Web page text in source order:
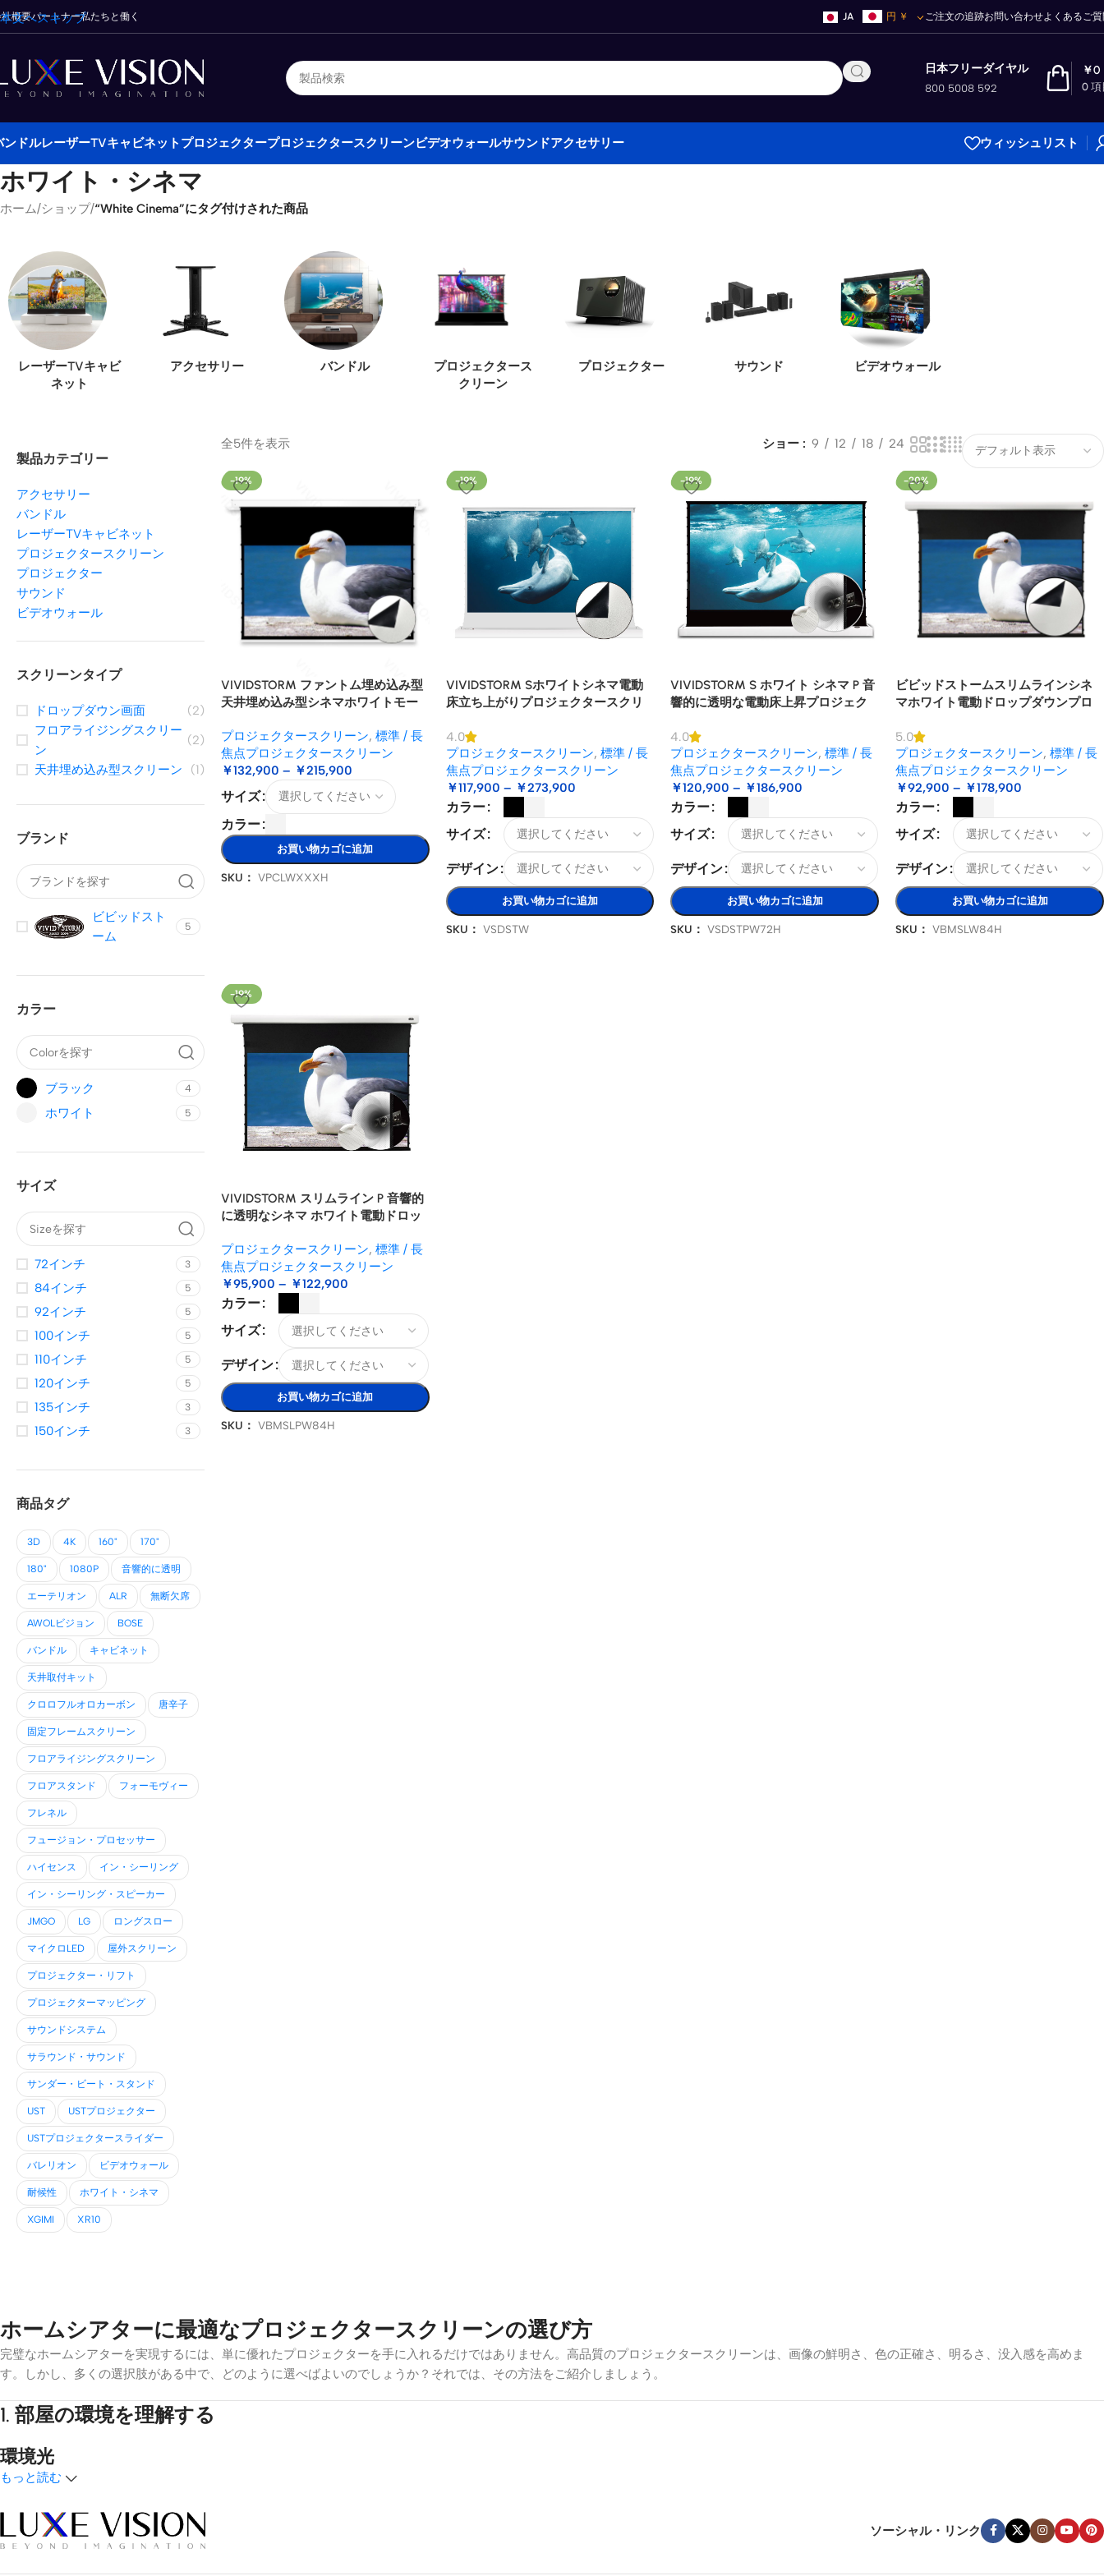
本文へスキップ
概要パートナー私たちと働く JA 円 ￥ ご注文の追跡お問い合わせよくあるご
日本フリーダイヤル
800 5008 592 0 項
￥0
ンドルレーザーTVキャビネット プロジェクタープロジェクタースクリーンビデオウォールサウンドアクセサリー ウィッシュリスト
ホワイト・シネマ
ホーム/ショップ/“White Cinema”にタグ付けされた商品
レーザーTVキャビ
ネット
アクセサリー バンドル
プロジェクタース
クリーン
プロジェクター サウンド ビデオウォール
製品カテゴリー
アクセサリー
バンドル
レーザーTVキャビネット
プロジェクタースクリーン
プロジェクター
サウンド
ビデオウォール
スクリーンタイプ
ドロップダウン画面
(2)
フロアライジングスクリー
ン
(2)
天井埋め込み型スクリーン
(1)
ブランド
ビビッドスト
ーム
5
カラー
ブラック 4
ホワイト 5
サイズ
72インチ 3
84インチ 5
92インチ 5
100インチ 5
110インチ 5
120インチ 5
135インチ 3
150インチ 3
商品タグ
3D 4K 160" 170"
180" 1080P 音響的に透明
エーテリオン ALR 無断欠席
AWOLビジョン BOSE
バンドル キャビネット
天井取付キット
クロロフルオロカーボン 唐辛子
固定フレームスクリーン
フロアライジングスクリーン
フロアスタンド フォーモヴィー
フレネル
フュージョン・プロセッサー
ハイセンス イン・シーリング
イン・シーリング・スピーカー
JMGO LG ロングスロー
マイクロLED 屋外スクリーン
プロジェクター・リフト
プロジェクターマッピング
サウンドシステム
サラウンド・サウンド
サンダー・ビート・スタンド
UST USTプロジェクター
USTプロジェクタースライダー
バレリオン ビデオウォール
耐候性 ホワイト・シネマ
XGIMI XR10
全5件を表示 ショー 9 12 18 24
-19%
VIVIDSTORM ファントム埋め込み型
天井埋め込み型シネマホワイトモー
タースクリーン
プロジェクタースクリーン, 標準 / 長
焦点プロジェクタースクリーン
￥132,900 – ￥215,900
サイズ
カラー
お買い物カゴに追加
SKU： VPCLWXXXH
-19%
VIVIDSTORM Sホワイトシネマ電動
床立ち上がりプロジェクタースクリ
4.0
プロジェクタースクリーン, 標準 / 長
焦点プロジェクタースクリーン
￥117,900 – ￥273,900
カラー
サイズ
デザイン
お買い物カゴに追加
SKU： VSDSTW
-19%
VIVIDSTORM S ホワイト シネマ P 音
響的に透明な電動床上昇プロジェク
4.0
プロジェクタースクリーン, 標準 / 長
焦点プロジェクタースクリーン
￥120,900 – ￥186,900
カラー
サイズ
デザイン
お買い物カゴに追加
SKU：VSDSTPW72H
-20%
ビビッドストームスリムラインシネ
マホワイト電動ドロップダウンプロ
5.0
プロジェクタースクリーン, 標準 / 長
焦点プロジェクタースクリーン
￥92,900 – ￥178,900
カラー
サイズ
デザイン
お買い物カゴに追加
SKU：VBMSLW84H
-19%
VIVIDSTORM スリムライン P 音響的
に透明なシネマ ホワイト電動ドロッ
プロジェクタースクリーン, 標準 / 長
焦点プロジェクタースクリーン
￥95,900 – ￥122,900
カラー
サイズ
デザイン
お買い物カゴに追加
SKU： VBMSLPW84H
ホームシアターに最適なプロジェクタースクリーンの選び方
完璧なホームシアターを実現するには、単に優れたプロジェクターを手に入れるだけではありません。高品質のプロジェクタースクリーンは、画像の鮮明さ、色の正確さ、明るさ、没入感を高めま
す。しかし、多くの選択肢がある中で、どのように選べばよいのでしょうか？それでは、その方法をご紹介しましょう。
1. 部屋の環境を理解する
環境光
クリーンが効果的です。アンビエントライトリジェクティング（ALR）
コントラストと色の鮮やかさを保つために、スクリーンを使用することをお勧めしま
す。
もっと読む
ソーシャル・リンク